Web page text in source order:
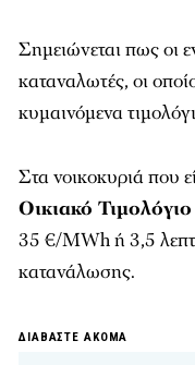
Σημειώνεται πως οι
καταναλωτές, οι
κυμαινόμενα
Στα νοικοκυριά που
Οικιακό Τιμολόγιο
35 €/MWh ή 3,5
κατανάλωσης.
ΔΙΑΒΑΣΤΕ ΑΚΟΜΑ